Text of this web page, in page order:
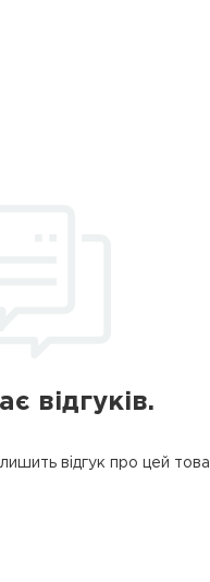
відгуків.
відгук про цей